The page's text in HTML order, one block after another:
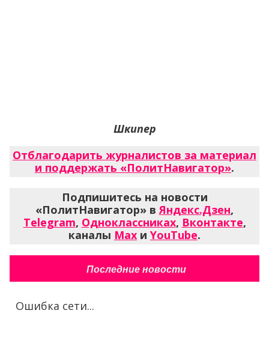
Шкипер
Отблагодарить журналистов за материал
и поддержать «ПолитНавигатор».
Подпишитесь на новости
«ПолитНавигатор» вЯндекс.Дзен,
Telegram, Одноклассниках, Вконтакте,
каналы Max и YouTube.
Последние новости
Ошибка сети...